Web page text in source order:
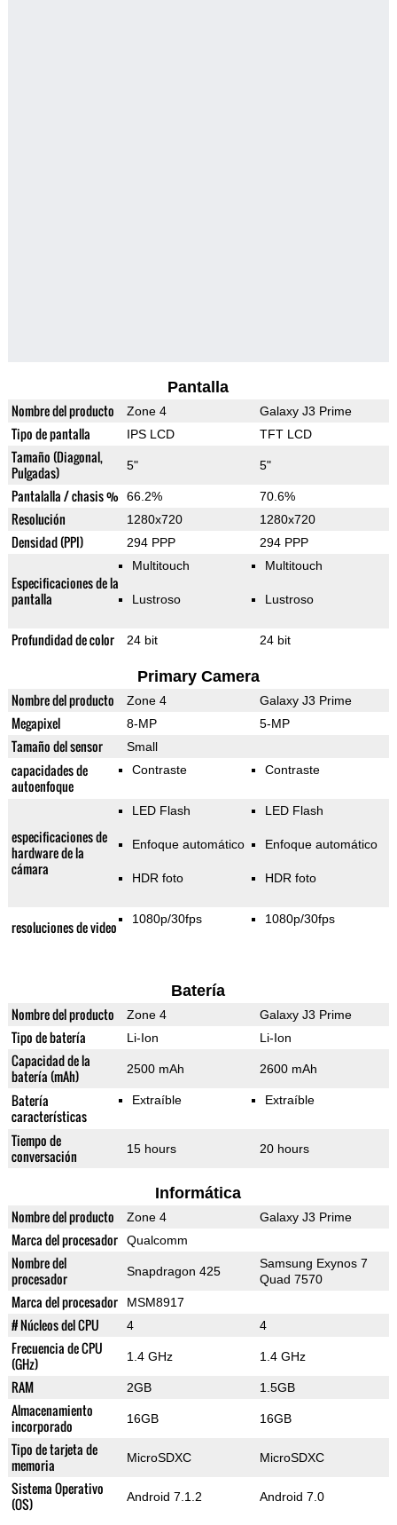
Pantalla
Nombre del producto Zone 4 Galaxy J3 Prime
Tipo de pantalla IPS LCD TFT LCD
Tamaño (Diagonal,
Pulgadas)
5" 5"
Pantalalla / chasis % 66.2% 70.6%
Resolución 1280x720 1280x720
Densidad (PPI) 294 PPP 294 PPP
Especificaciones de la
pantalla
Multitouch
Lustroso
Multitouch
Lustroso
Profundidad de color 24 bit 24 bit
Primary Camera
Nombre del producto Zone 4 Galaxy J3 Prime
Megapixel 8-MP 5-MP
Tamaño del sensor Small
capacidades de
autoenfoque
Contraste Contraste
especificaciones de
hardware de la
cámara
LED Flash
Enfoque automático
HDR foto
LED Flash
Enfoque automático
HDR foto
resoluciones de video 1080p/30fps 1080p/30fps
Batería
Nombre del producto Zone 4 Galaxy J3 Prime
Tipo de batería Li-Ion Li-Ion
Capacidad de la
batería (mAh)
2500 mAh 2600 mAh
Batería
características
Extraíble Extraíble
Tiempo de
conversación
15 hours 20 hours
Informática
Nombre del producto Zone 4 Galaxy J3 Prime
Marca del procesador Qualcomm
Nombre del
procesador
Snapdragon 425
Samsung Exynos 7
Quad 7570
Marca del procesador MSM8917
# Núcleos del CPU 4 4
Frecuencia de CPU
(GHz)
1.4 GHz 1.4 GHz
RAM 2GB 1.5GB
Almacenamiento
incorporado
16GB 16GB
Tipo de tarjeta de
memoria
MicroSDXC MicroSDXC
Sistema Operativo
(OS)
Android 7.1.2 Android 7.0